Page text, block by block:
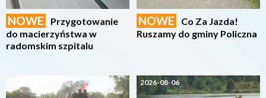
NOWE
Przygotowanie
do macierzyństwa w
radomskim szpitalu
NOWE
Co Za Jazda!
Ruszamy do gminy Policzna
2026-08-06